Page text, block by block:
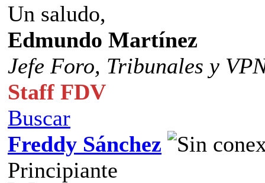
Un saludo,
Edmundo Martínez
Jefe Foro, Tribunales y
Staff FDV
Buscar
Freddy Sánchez
Principiante